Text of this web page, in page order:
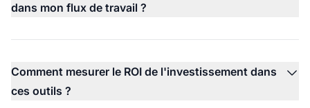
dans mon flux de travail ?
Comment mesurer le ROI de l'investissement dans
ces outils ?